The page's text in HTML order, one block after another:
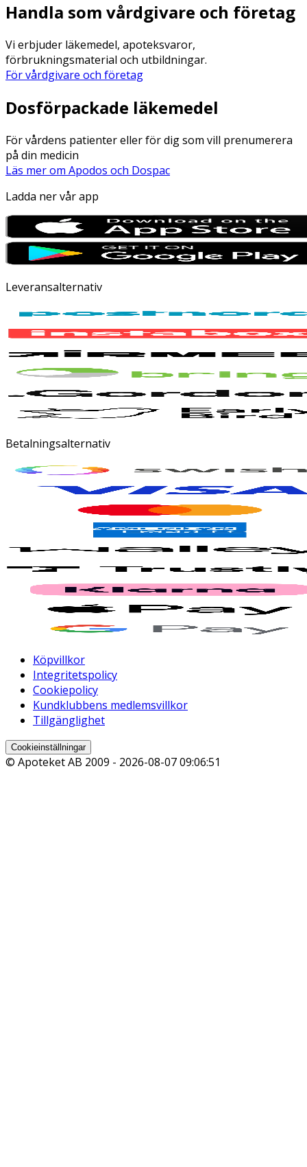
Handla som vårdgivare och företag
Vi erbjuder läkemedel, apoteksvaror,
förbrukningsmaterial och utbildningar.
För vårdgivare och företag
Dosförpackade läkemedel
För vårdens patienter eller för dig som vill prenumerera
på din medicin
Läs mer om Apodos och Dospac
Ladda ner vår app
Leveransalternativ
Betalningsalternativ
Köpvillkor
Integritetspolicy
Cookiepolicy
Kundklubbens medlemsvillkor
Tillgänglighet
Cookieinställningar
© Apoteket AB 2009 - 2026-08-07 09:06:51